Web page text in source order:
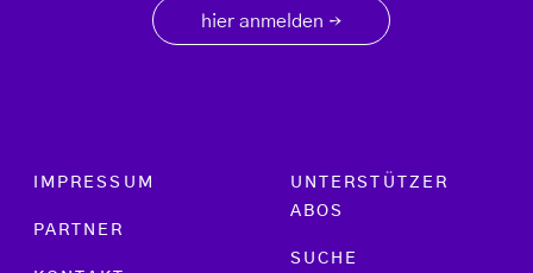
hier anmelden →
Footer menu
IMPRESSUM
PARTNER
UNTERSTÜTZER
ABOS
SUCHE